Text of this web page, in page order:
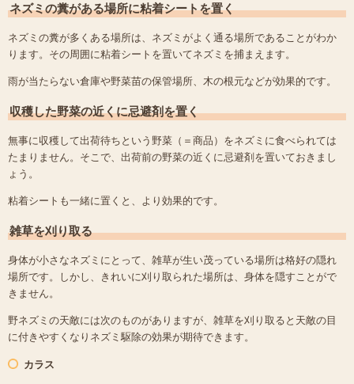
ネズミの糞がある場所に粘着シートを置く
ネズミの糞が多くある場所は、ネズミがよく通る場所であることがわか
ります。その周囲に粘着シートを置いてネズミを捕まえます。
雨が当たらない倉庫や野菜苗の保管場所、木の根元などが効果的です。
収穫した野菜の近くに忌避剤を置く
無事に収穫して出荷待ちという野菜（＝商品）をネズミに食べられては
たまりません。そこで、出荷前の野菜の近くに忌避剤を置いておきまし
ょう。
粘着シートも一緒に置くと、より効果的です。
雑草を刈り取る
身体が小さなネズミにとって、雑草が生い茂っている場所は格好の隠れ
場所です。しかし、きれいに刈り取られた場所は、身体を隠すことがで
きません。
野ネズミの天敵には次のものがありますが、雑草を刈り取ると天敵の目
に付きやすくなりネズミ駆除の効果が期待できます。
カラス